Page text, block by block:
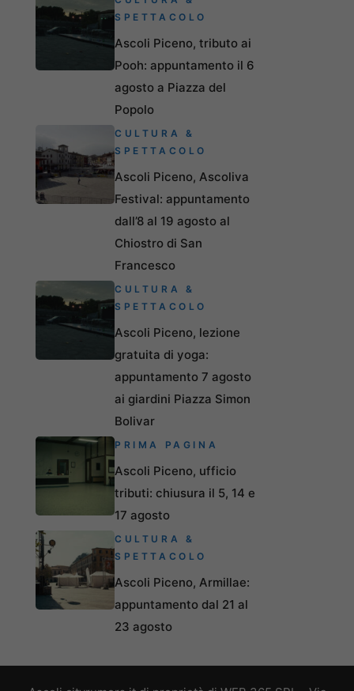
SPETTACOLO
Ascoli Piceno, tributo ai
Pooh: appuntamento il 6
agosto a Piazza del
Popolo
CULTURA &
SPETTACOLO
Ascoli Piceno, Ascoliva
Festival: appuntamento
dall’8 al 19 agosto al
Chiostro di San
Francesco
CULTURA &
SPETTACOLO
Ascoli Piceno, lezione
gratuita di yoga:
appuntamento 7 agosto
ai giardini Piazza Simon
Bolivar
PRIMA PAGINA
Ascoli Piceno, ufficio
tributi: chiusura il 5, 14 e
17 agosto
CULTURA &
SPETTACOLO
Ascoli Piceno, Armillae:
appuntamento dal 21 al
23 agosto